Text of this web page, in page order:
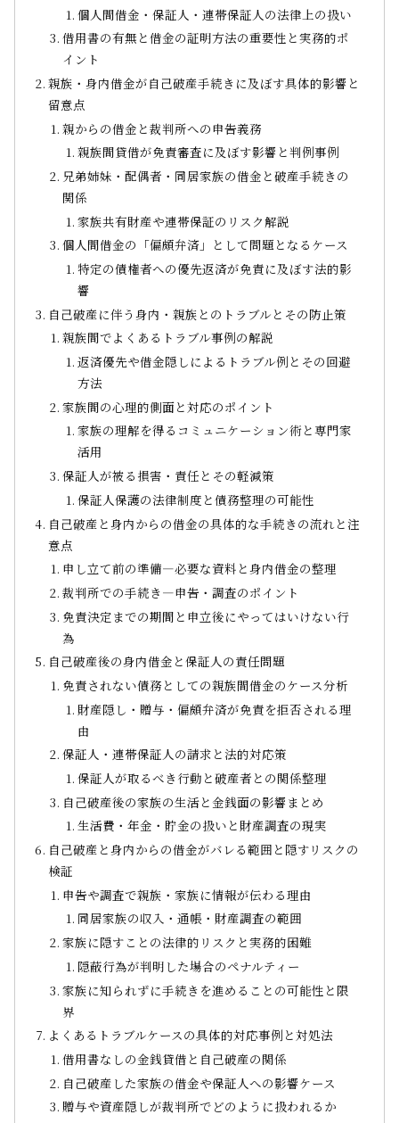
個人間借金・保証人・連帯保証人の法律上の扱い
借用書の有無と借金の証明方法の重要性と実務的ポ
イント
親族・身内借金が自己破産手続きに及ぼす具体的影響と
留意点
親からの借金と裁判所への申告義務
親族間貸借が免責審査に及ぼす影響と判例事例
兄弟姉妹・配偶者・同居家族の借金と破産手続きの
関係
家族共有財産や連帯保証のリスク解説
個人間借金の「偏頗弁済」として問題となるケース
特定の債権者への優先返済が免責に及ぼす法的影
響
自己破産に伴う身内・親族とのトラブルとその防止策
親族間でよくあるトラブル事例の解説
返済優先や借金隠しによるトラブル例とその回避
方法
家族間の心理的側面と対応のポイント
家族の理解を得るコミュニケーション術と専門家
活用
保証人が被る損害・責任とその軽減策
保証人保護の法律制度と債務整理の可能性
自己破産と身内からの借金の具体的な手続きの流れと注
意点
申し立て前の準備―必要な資料と身内借金の整理
裁判所での手続き―申告・調査のポイント
免責決定までの期間と申立後にやってはいけない行
為
自己破産後の身内借金と保証人の責任問題
免責されない債務としての親族間借金のケース分析
財産隠し・贈与・偏頗弁済が免責を拒否される理
由
保証人・連帯保証人の請求と法的対応策
保証人が取るべき行動と破産者との関係整理
自己破産後の家族の生活と金銭面の影響まとめ
生活費・年金・貯金の扱いと財産調査の現実
自己破産と身内からの借金がバレる範囲と隠すリスクの
検証
申告や調査で親族・家族に情報が伝わる理由
同居家族の収入・通帳・財産調査の範囲
家族に隠すことの法律的リスクと実務的困難
隠蔽行為が判明した場合のペナルティー
家族に知られずに手続きを進めることの可能性と限
界
よくあるトラブルケースの具体的対応事例と対処法
借用書なしの金銭貸借と自己破産の関係
自己破産した家族の借金や保証人への影響ケース
贈与や資産隠しが裁判所でどのように扱われるか